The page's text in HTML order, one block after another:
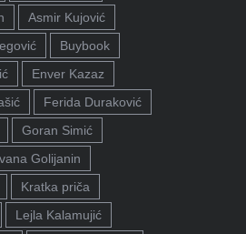
Asmir Kujović
Buybook
Enver Kazaz
Ferida Duraković
Goran Simić
Golijanin
Kratka priča
Lejla Kalamujić